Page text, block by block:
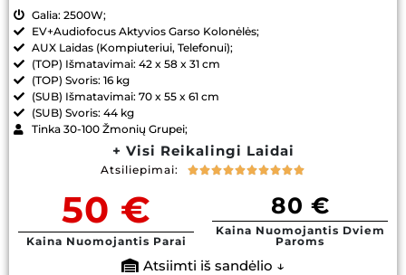
Galia: 2500W;
EV+Audiofocus Aktyvios Garso Kolonėlės;
AUX Laidas (Kompiuteriui, Telefonui);
(TOP) Išmatavimai: 42 x 58 x 31 cm
(TOP) Svoris: 16 kg
(SUB) Išmatavimai: 70 x 55 x 61 cm
(SUB) Svoris: 44 kg
Tinka 30-100 Žmonių Grupei;
+ Visi Reikalingi Laidai
Atsiliepimai: 
50 €
Kaina Nuomojantis Parai
80 €
Kaina Nuomojantis Dviem
Paroms
Atsiimti iš sandėlio ↓